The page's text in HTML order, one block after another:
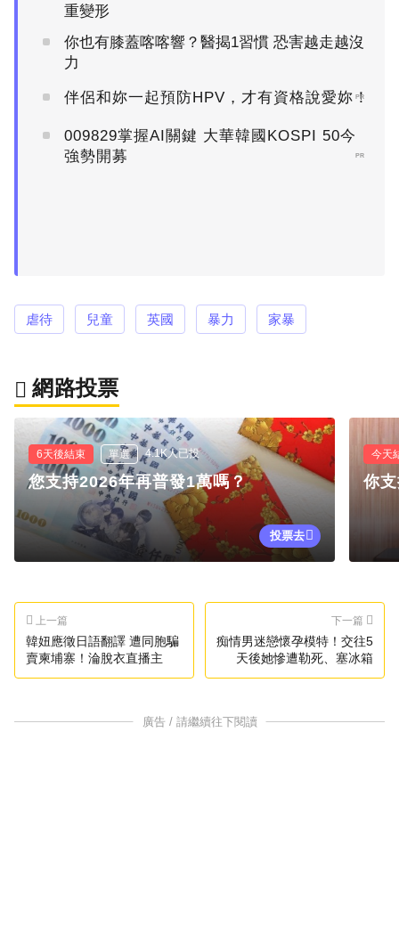
重變形
你也有膝蓋喀喀響？醫揭1習慣 恐害越走越沒
力
伴侶和妳一起預防HPV，才有資格說愛妳！
PR
009829掌握AI關鍵 大華韓國KOSPI 50今
強勢開募
PR
虐待 兒童 英國 暴力 家暴
網路投票
6天後結束 單選 4.1K人已投
您支持2026年再普發1萬嗎？
投票去
今天
你
上一篇
韓妞應徵日語翻譯 遭同胞騙
賣柬埔寨！淪脫衣直播主
下一篇
痴情男迷戀懷孕模特！交往5
天後她慘遭勒死、塞冰箱
廣告 / 請繼續往下閱讀